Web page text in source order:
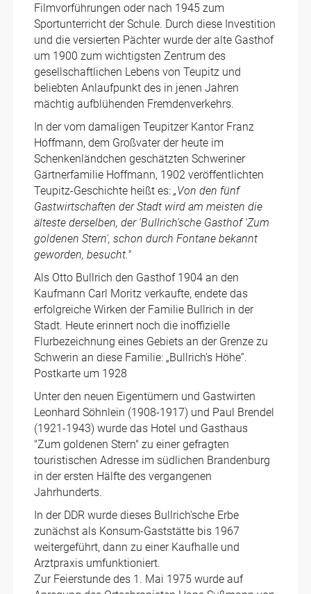
Filmvorführungen oder nach 1945 zum
Sportunterricht der Schule. Durch diese Investition
und die versierten Pächter wurde der alte Gasthof
um 1900 zum wichtigsten Zentrum des
gesellschaftlichen Lebens von Teupitz und
beliebten Anlaufpunkt des in jenen Jahren
mächtig aufblühenden Fremdenverkehrs.
In der vom damaligen Teupitzer Kantor Franz
Hoffmann, dem Großvater der heute im
Schenkenländchen geschätzten Schweriner
Gärtnerfamilie Hoffmann, 1902 veröffentlichten
Teupitz-Geschichte heißt es:„Von den fünf
Gastwirtschaften der Stadt wird am meisten die
älteste derselben, der 'Bullrich'sche Gasthof 'Zum
goldenen Stern', schon durch Fontane bekannt
geworden, besucht."
Als Otto Bullrich den Gasthof 1904 an den
Kaufmann Carl Moritz verkaufte, endete das
erfolgreiche Wirken der Familie Bullrich in der
Stadt. Heute erinnert noch die inoffizielle
Flurbezeichnung eines Gebiets an der Grenze zu
Schwerin an diese Familie: „Bullrich’s Höhe“.
Postkarte um 1928
Unter den neuen Eigentümern und Gastwirten
Leonhard Söhnlein (1908-1917) und Paul Brendel
(1921-1943) wurde das Hotel und Gasthaus
"Zum goldenen Stern" zu einer gefragten
touristischen Adresse im südlichen Brandenburg
in der ersten Hälfte des vergangenen
Jahrhunderts.
In der DDR wurde dieses Bullrich'sche Erbe
zunächst als Konsum-Gaststätte bis 1967
weitergeführt, dann zu einer Kaufhalle und
Arztpraxis umfunktioniert.
Zur Feierstunde des 1. Mai 1975 wurde auf